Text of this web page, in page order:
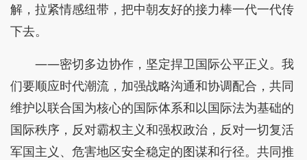
解，拉紧情感纽带，把中朝友好的接力棒一代一代传
下去。
——密切多边协作，坚定捍卫国际公平正义。我
们要顺应时代潮流，加强战略沟通和协调配合，共同
维护以联合国为核心的国际体系和以国际法为基础的
国际秩序，反对霸权主义和强权政治，反对一切复活
军国主义、危害地区安全稳定的图谋和行径。共同推